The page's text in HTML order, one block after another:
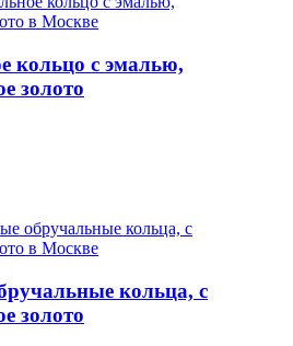
кольцо с эмалью,
золото
кольца, с
золото